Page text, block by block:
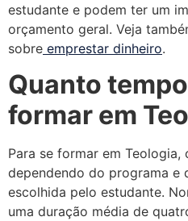
estudante e podem ter um
orçamento geral. Veja
sobre emprestar dinheiro.
Quanto
formar em
Para se formar em
dependendo do programa e
escolhida pelo estudante.
uma duração média de